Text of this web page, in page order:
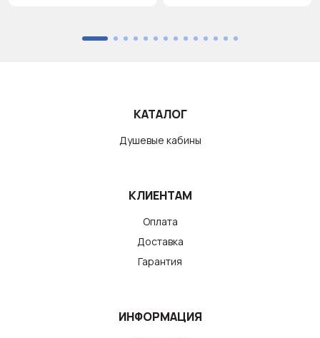
КАТАЛОГ
Душевые кабины
КЛИЕНТАМ
Оплата
Доставка
Гарантия
ИНФОРМАЦИЯ